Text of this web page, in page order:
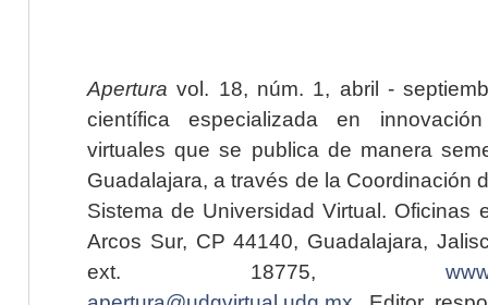
Apertura vol. 18, núm. 1, abril -
científica especializada en
virtuales que se publica de manera
Guadalajara, a través de la Coordinación
Sistema de Universidad Virtual. Oficinas
Arcos Sur, CP 44140, Guadalajara,
ext. 18775,